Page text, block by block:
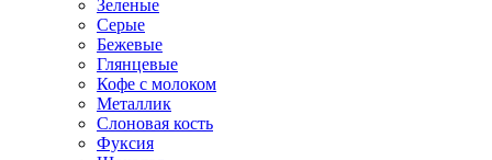
Зеленые
Серые
Бежевые
Глянцевые
Кофе с молоком
Металлик
Слоновая кость
Фуксия